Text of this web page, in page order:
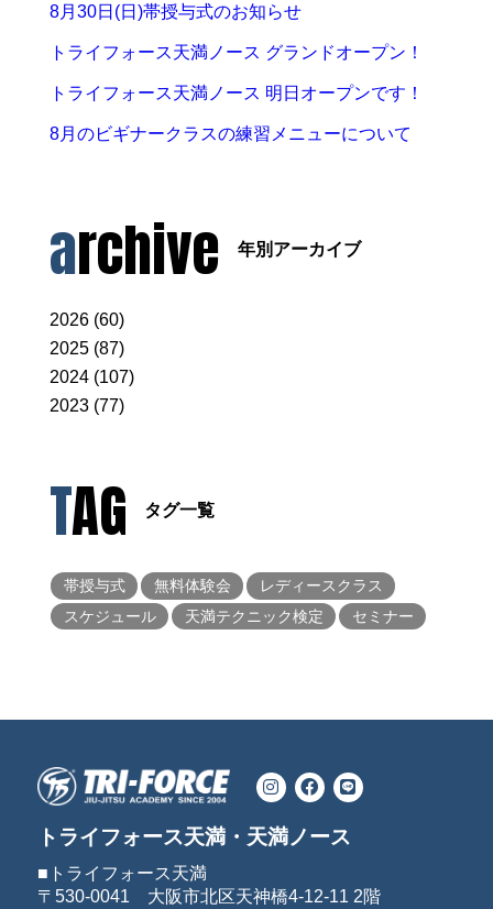
8月30日(日)帯授与式のお知らせ
トライフォース天満ノース グランドオープン！
トライフォース天満ノース 明日オープンです！
8月のビギナークラスの練習メニューについて
archive 年別アーカイブ
2026 (60)
2025 (87)
2024 (107)
2023 (77)
TAG タグ一覧
帯授与式 無料体験会
レディースクラス
スケジュール
天満テクニック検定 セミナー
トライフォース天満・天満ノース
■トライフォース天満
〒530-0041 大阪市北区天神橋4-12-11 2階